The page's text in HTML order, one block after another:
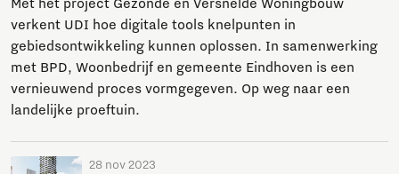
Met het project Gezonde en Versnelde Woningbouw
verkent UDI hoe digitale tools knelpunten in
gebiedsontwikkeling kunnen oplossen. In samenwerking
met BPD, Woonbedrijf en gemeente Eindhoven is een
vernieuwend proces vormgegeven. Op weg naar een
landelijke proeftuin.
28 nov 2023